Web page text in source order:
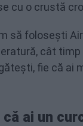
cu o crustă
să folosești
cât
fie că ai
ai un